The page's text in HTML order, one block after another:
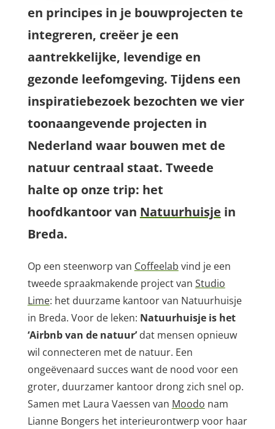
en principes in je bouwprojecten te
integreren, creëer je een
aantrekkelijke, levendige en
gezonde leefomgeving. Tijdens een
inspiratiebezoek bezochten we vier
toonaangevende projecten in
Nederland waar bouwen met de
natuur centraal staat. Tweede
halte op onze trip: het
hoofdkantoor van Natuurhuisje in
Breda.
Op een steenworp van Coffeelab vind je een
tweede spraakmakende project van Studio
Lime: het duurzame kantoor van Natuurhuisje
in Breda. Voor de leken: Natuurhuisje is het
‘Airbnb van de natuur’dat mensen opnieuw
wil connecteren met de natuur. Een
ongeëvenaard succes want de nood voor een
groter, duurzamer kantoor drong zich snel op.
Samen met Laura Vaessen van Moodo nam
Lianne Bongers het interieurontwerp voor haar